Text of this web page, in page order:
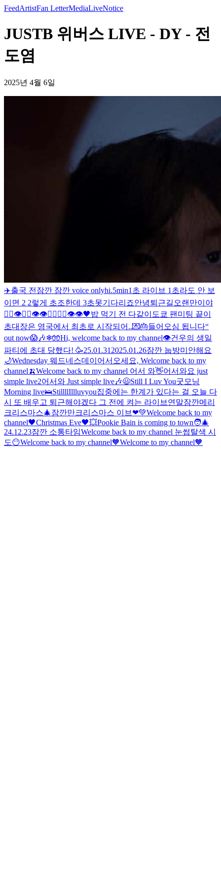
FeedArtistFan LetterMediaLiveNotice
JUSTB 위버스 LIVE - DY - 전
도염
2025년 4월 6일
✈️출국 전 잠깐 잠깐 voice onlyhi.5min1초 라이브 1초라도 안 보
이면 2 2렇게 초조한데 3초못기다리죠안녕퇴근길 오랜만이야
🖐🏻👁🖐🏻👁👁🖐🏻🖐🏻👁👁🖤밥 먹기 전 다같이 도쿄 팬미팅 끝이
초대장은 영국에서 최초로 시작되어..💌🎂들어오심 됩니다“
out now😱🎶❄🧤Hi, welcome back to my channel👁️건우의 생일
파티에 초대 당했다! 🥳25.01.31 2025.01.26잠깐 눕방미안해요
🌙Wednesday 웨드네스데이 어서오세요, Welcome back to my
channel🍌Welcome back to my channel 어서 와👋어서와요 just
simple live2어서와 Just simple live🎶😃Still I Luv You굿모닝
Morning live🛌StillllIllluvyou집중에는 한계가 있다는 걸 오늘 다
시 또 배우고 퇴근해야겠다 그 전에 켜는 라이브 연말잠깐메리
크리스마스🎄잠깐만크리스마스 이브❤💚Welcome back to my
channel🖤Christmas Eve🖤💥Pookie Bain is coming to town🧑‍🎄
24.12.23잠깐 소통타임Welcome back to my channel 눈썹탈색 시
도😶Welcome back to my channel🧡Welcome to my channel🧡